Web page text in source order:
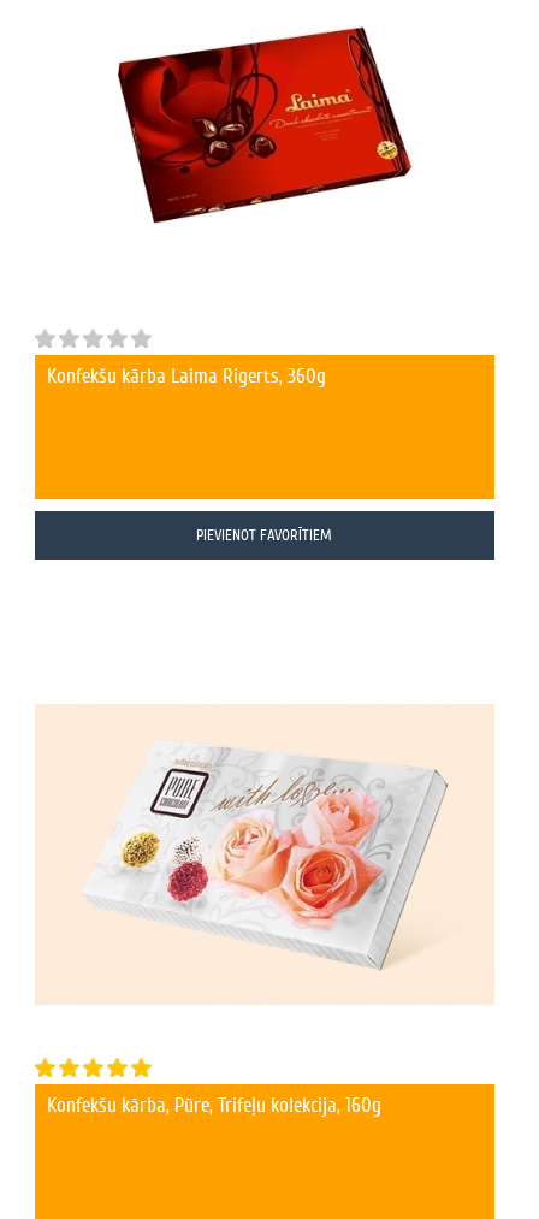
Konfekšu kārba Laima Rigerts, 360g
PIEVIENOT FAVORĪTIEM
Konfekšu kārba, Pūre, Trifeļu kolekcija, 160g